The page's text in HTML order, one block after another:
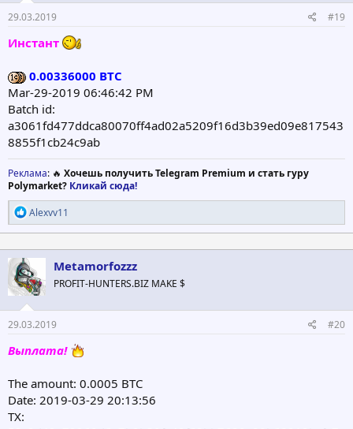
29.03.2019 #19
Инстант
0.00336000 BTC
Mar-29-2019 06:46:42 PM
Batch id:
a3061fd477ddca80070ff4ad02a5209f16d3b39ed09e817543
8855f1cb24c9ab
Реклама: 🔥 Хочешь получить Telegram Premium и стать гуру
Polymarket? Кликай сюда!
Р
е
а
к
ц
и
и
:
Alexvv11
Metamorfozzz
PROFIT-HUNTERS.BIZ MAKE $
29.03.2019 #20
Выплата!
The amount: 0.0005 BTC
Date: 2019-03-29 20:13:56
TX: